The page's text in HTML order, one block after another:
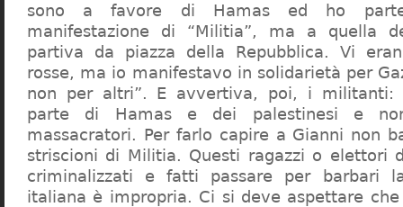
sono a favore di Hamas ed ho
manifestazione di “Militia”, ma a quella
partiva da piazza della Repubblica. Vi
rosse, ma io manifestavo in solidarietà per
non per altri”. E avvertiva, poi, i militanti:
parte di Hamas e dei palestinesi e
massacratori. Per farlo capire a Gianni non
striscioni di Militia. Questi ragazzi o elettori
criminalizzati e fatti passare per barbari
italiana è impropria. Ci si deve aspettare